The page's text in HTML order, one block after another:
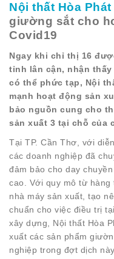
TỦ
TÀI
LIỆU
MÀU
CH.
SÁCH
–
Nội thất Hòa Phát
giường sắt cho
Covid19
Ngay khi chỉ thị 16
tỉnh lân cận, nhận
có thể phức tạp, Nội
mạnh hoạt động sản
bảo nguồn cung cho
sản xuất 3 tại chỗ của
Tại TP. Cần Thơ, với
các doanh nghiệp đã
đảm bảo cho day
cao. Với quy mô từ
nhà máy sản xuất, tạo
chuẩn cho việc điều trị
xây dựng, Nội thất Hòa
xuất các sản phẩm
nghiệp trong đợt dịch